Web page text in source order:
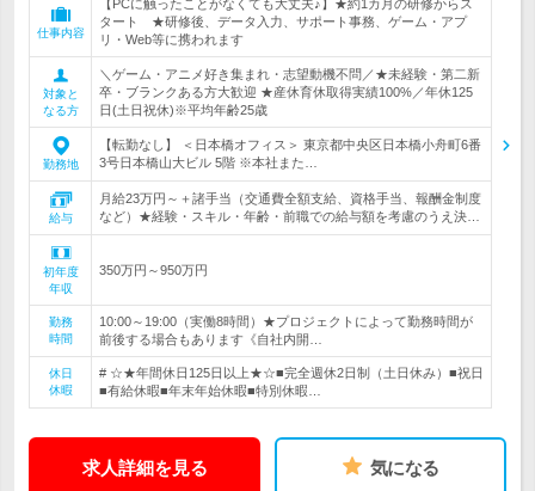
仕事内容
【PCに触ったことがなくても大丈夫♪】★約1カ月の研修からス
タート ★研修後、データ入力、サポート事務、ゲーム・アプ
リ・Web等に携われます
対象と
なる方
＼ゲーム・アニメ好き集まれ・志望動機不問／★未経験・第二新
卒・ブランクある方大歓迎 ★産休育休取得実績100%／年休125
日(土日祝休)※平均年齢25歳
勤務地
【転勤なし】 ＜日本橋オフィス＞ 東京都中央区日本橋小舟町6番
3号日本橋山大ビル 5階 ※本社また…
給与
月給23万円～＋諸手当（交通費全額支給、資格手当、報酬金制度
など）★経験・スキル・年齢・前職での給与額を考慮のうえ決…
初年度
年収
350万円～950万円
勤務
時間
10:00～19:00（実働8時間）★プロジェクトによって勤務時間が
前後する場合もあります《自社内開…
休日
休暇
# ☆★年間休日125日以上★☆■完全週休2日制（土日休み）■祝日
■有給休暇■年末年始休暇■特別休暇…
求人詳細を見る 気になる